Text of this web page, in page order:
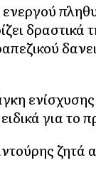
ενεργού
για
ζητά